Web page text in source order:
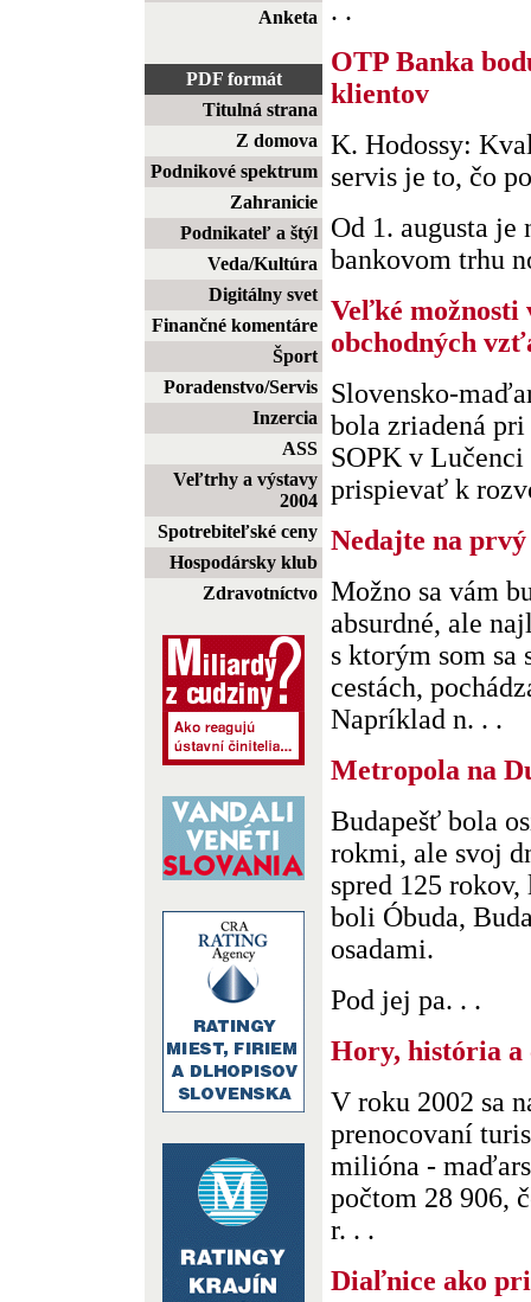
Anketa
PDF formát
Titulná strana
Z domova
Podnikové spektrum
Zahranicie
Podnikateľ a štýl
Veda/Kultúra
Digitálny svet
Finančné komentáre
Šport
Poradenstvo/Servis
Inzercia
ASS
Veľtrhy a výstavy
2004
Spotrebiteľské ceny
Hospodársky klub
Zdravotníctvo
. .
OTP Banka
klientov
K. Hodossy:
servis je to, čo
Od 1. augusta je
bankovom trhu
Veľké možnosti
obchodných
Slovensko-
bola zriadená
SOPK v
prispievať k
Nedajte na
Možno sa vám
absurdné, ale
s ktorým som sa
cestách,
Napríklad n. . .
Metropola na
Budapešť bola
rokmi, ale svoj
spred 125
boli Óbuda,
osadami.
Pod jej pa. . .
Hory, história
V roku 2002 sa
prenocovaní
milióna -
počtom 28 906,
r. . .
Diaľnice ako